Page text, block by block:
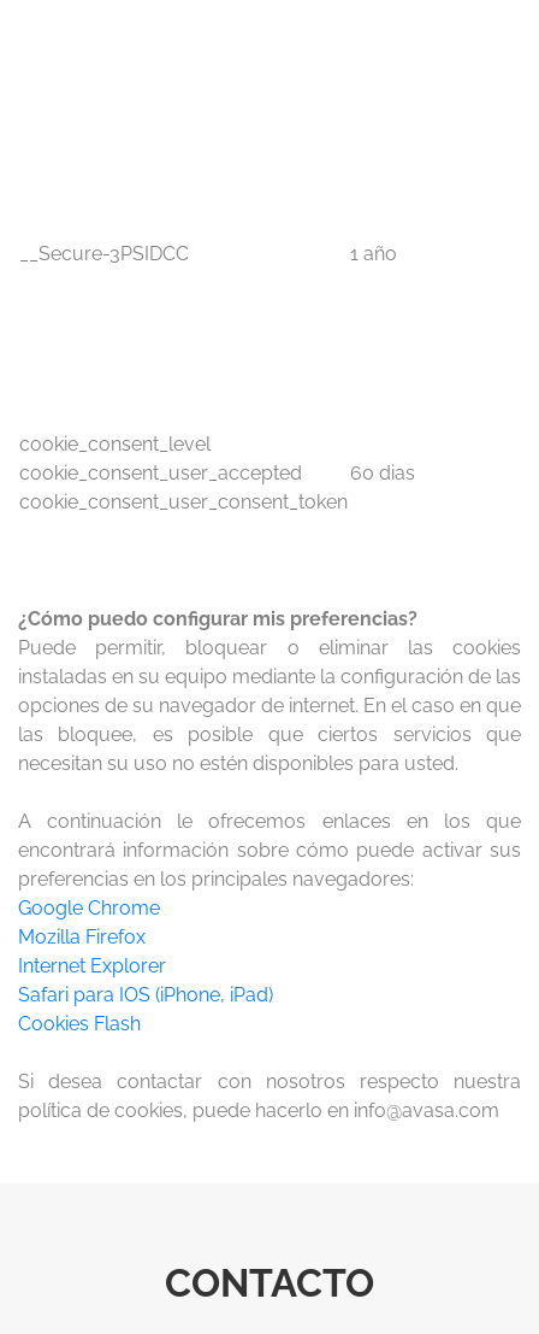
__Secure-3PSIDCC 1 año
cookie_consent_level
cookie_consent_user_accepted
cookie_consent_user_consent_token
60 dias
¿Cómo puedo configurar mis preferencias?
Puede permitir, bloquear o eliminar las cookies
instaladas en su equipo mediante la configuración de las
opciones de su navegador de internet. En el caso en que
las bloquee, es posible que ciertos servicios que
necesitan su uso no estén disponibles para usted.
A continuación le ofrecemos enlaces en los que
encontrará información sobre cómo puede activar sus
preferencias en los principales navegadores:
Google Chrome
Mozilla Firefox
Internet Explorer
Safari para IOS (iPhone, iPad)
Cookies Flash
Si desea contactar con nosotros respecto nuestra
política de cookies, puede hacerlo en info@avasa.com
CONTACTO